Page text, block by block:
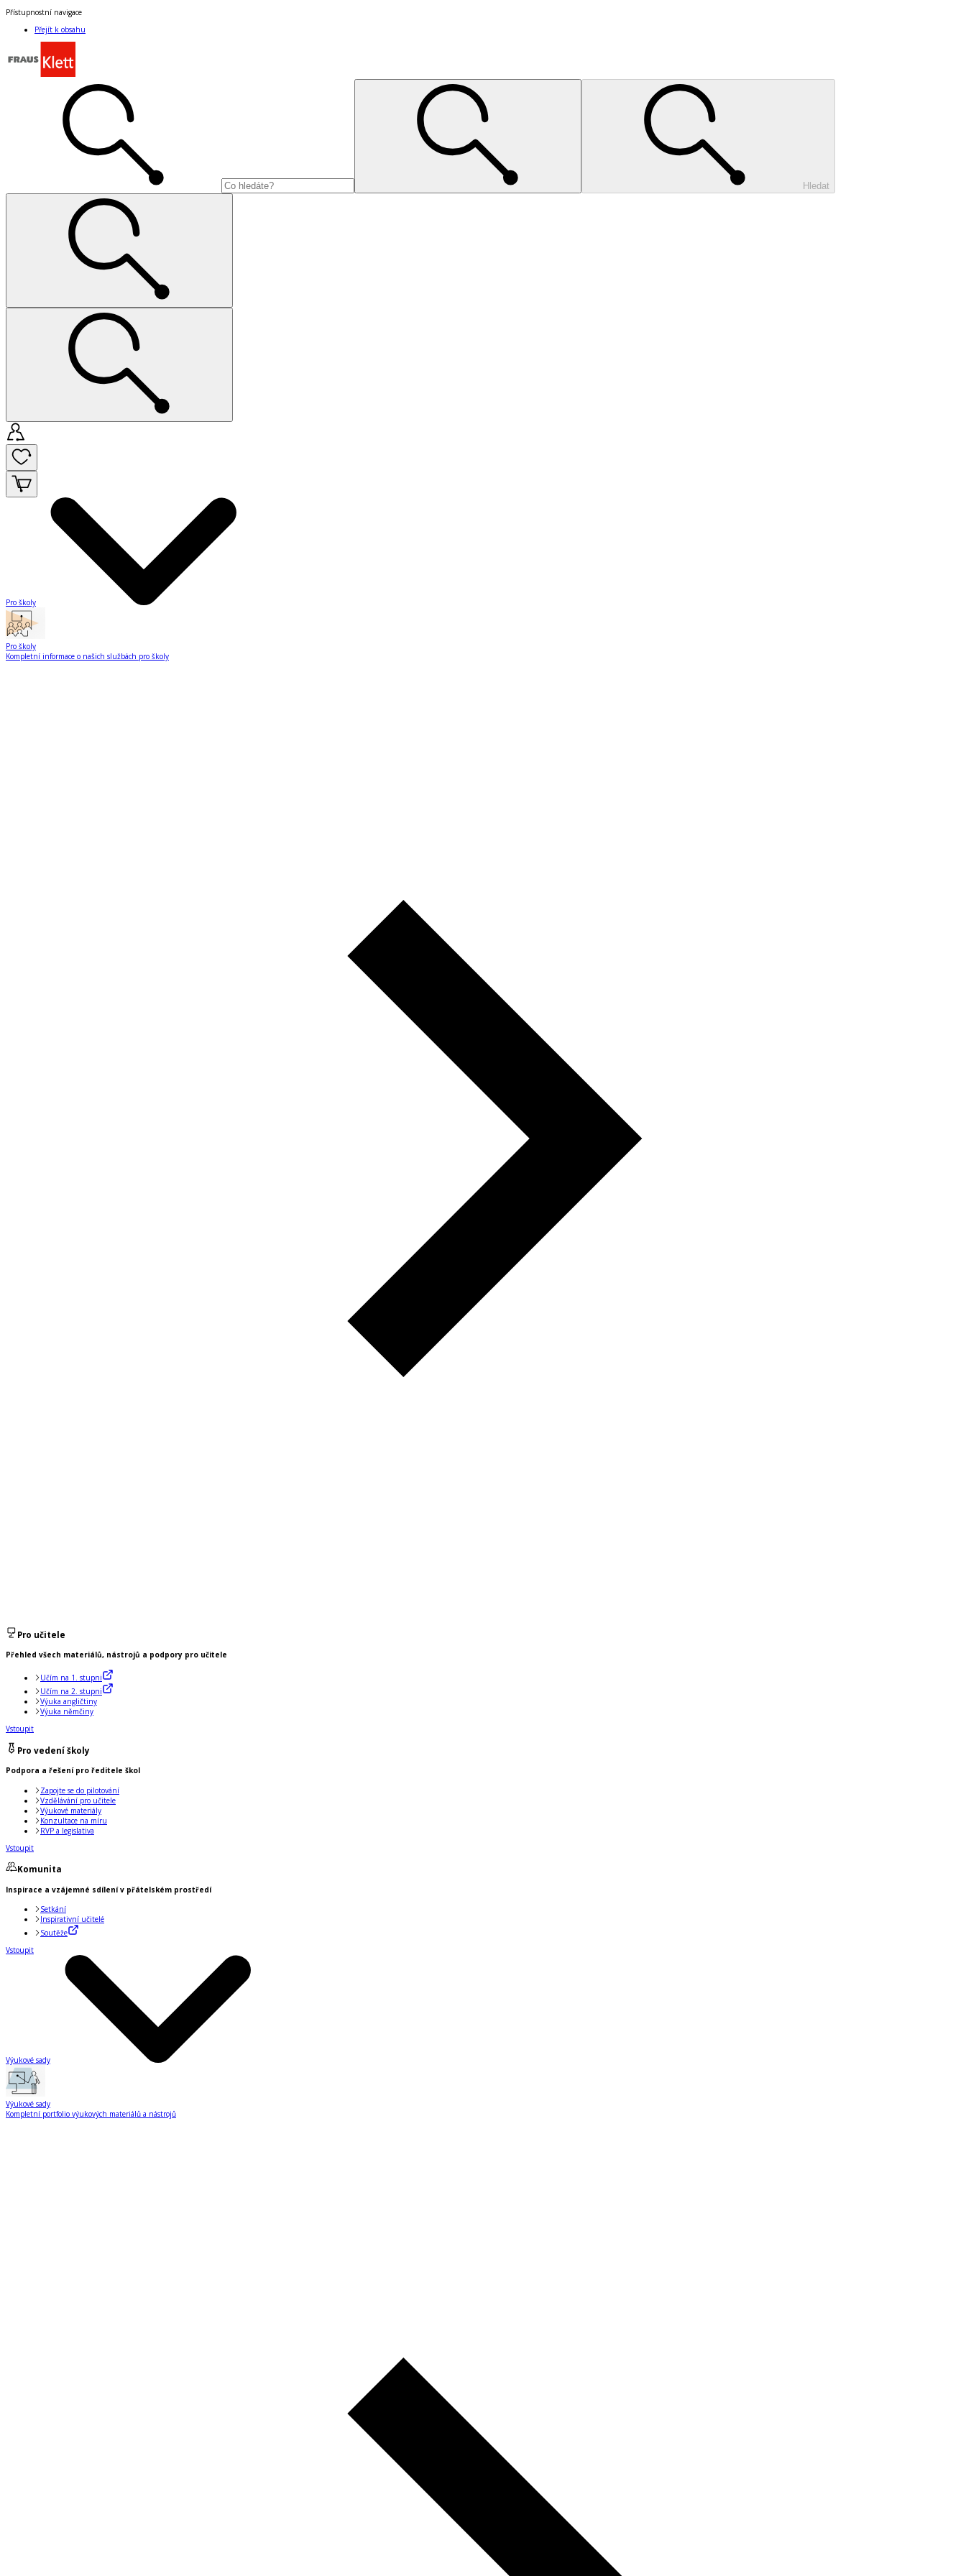
Přístupnostní navigace
Přejít k obsahu
Hledat
Pro školy
Pro školy
Kompletní informace o našich službách pro školy
Pro učitele
Přehled všech materiálů, nástrojů a podpory pro učitele
Učím na 1. stupni
Učím na 2. stupni
Výuka angličtiny
Výuka němčiny
Vstoupit
Pro vedení školy
Podpora a řešení pro ředitele škol
Zapojte se do pilotování
Vzdělávání pro učitele
Výukové materiály
Konzultace na míru
RVP a legislativa
Vstoupit
Komunita
Inspirace a vzájemné sdílení v přátelském prostředí
Setkání
Inspirativní učitelé
Soutěže
Vstoupit
Výukové sady
Výukové sady
Kompletní portfolio výukových materiálů a nástrojů